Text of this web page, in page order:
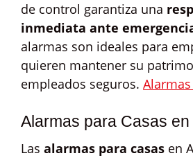
de control garantiza una
inmediata ante
alarmas son ideales para
quieren mantener su
empleados seguros.
Alarmas para Casas en
Las alarmas para casas en